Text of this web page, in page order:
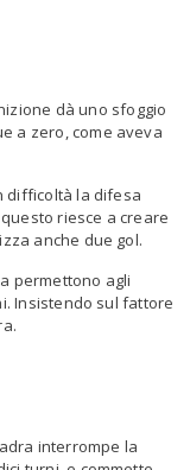
dà uno sfoggio
a zero, come aveva
difficoltà la difesa
riesce a creare
anche due gol.
permettono agli
Insistendo sul fattore
interrompe la